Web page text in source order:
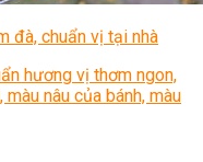
đà, chuẩn vị tại nhà
hương vị thơm ngon,
nâu của bánh, màu